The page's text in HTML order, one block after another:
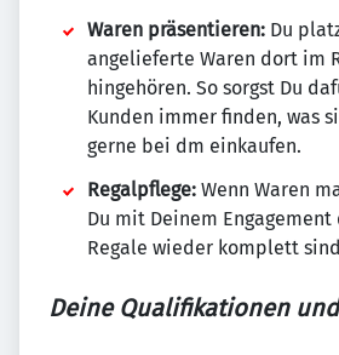
Waren präsentieren: Du
angelieferte Waren dort im
hingehören. So sorgst Du
Kunden immer finden, was
gerne bei dm einkaufen.
Regalpflege: Wenn Waren
Du mit Deinem Engagement
Regale wieder komplett
Deine Qualifikationen